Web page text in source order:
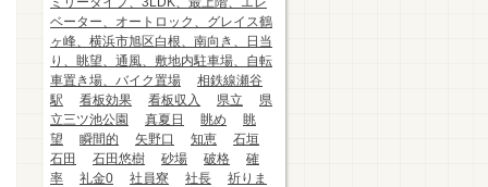
ベーター、オートロック、グレイス鶴
ヶ峰、横浜市旭区白根、南向き、日当
り、眺望、通風、敷地内駐車場、自転
車置き場、バイク置場
相鉄線瀬谷
駅
看板効果 看板収入 県立
県
立三ツ池公園
真夏日 眺め
眺
望
瞬間的 矢野口 知恵
石垣
石田
石田悠樹 砂場 破格
確
率
礼金0 社員寮 社長
祈りま